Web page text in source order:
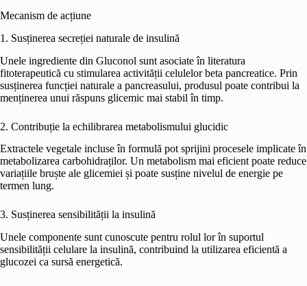
Mecanism de acțiune
1. Susținerea secreției naturale de insulină
Unele ingrediente din Gluconol sunt asociate în literatura
fitoterapeutică cu stimularea activității celulelor beta pancreatice. Prin
susținerea funcției naturale a pancreasului, produsul poate contribui la
menținerea unui răspuns glicemic mai stabil în timp.
2. Contribuție la echilibrarea metabolismului glucidic
Extractele vegetale incluse în formulă pot sprijini procesele implicate în
metabolizarea carbohidraților. Un metabolism mai eficient poate reduce
variațiile bruște ale glicemiei și poate susține nivelul de energie pe
termen lung.
3. Susținerea sensibilității la insulină
Unele componente sunt cunoscute pentru rolul lor în suportul
sensibilității celulare la insulină, contribuind la utilizarea eficientă a
glucozei ca sursă energetică.